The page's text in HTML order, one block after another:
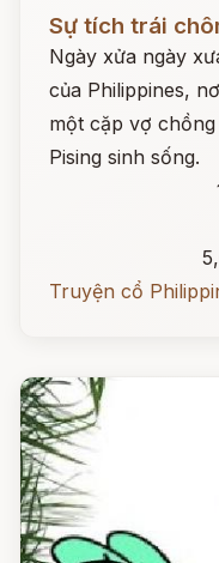
Sự tích trái
Ngày xửa ngày
của Philippines,
một cặp vợ
Pising sinh sống.
Truyện cổ